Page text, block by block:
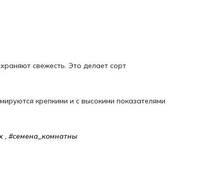
свежесть. Это делает сорт
крепкими и с высокими показателями
, #семена_комнатны